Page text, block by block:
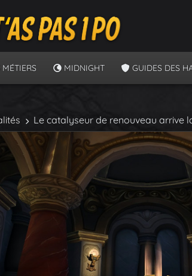
MIDNIGHT GUIDES DES
Le catalyseur de renouveau arrive